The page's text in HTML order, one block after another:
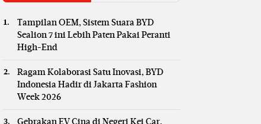
Tampilan OEM, Sistem Suara BYD
Sealion 7 ini Lebih Paten Pakai Peranti
High-End
Ragam Kolaborasi Satu Inovasi, BYD
Indonesia Hadir di Jakarta Fashion
Week 2026
Gebrakan EV Cina di Negeri Kei Car,